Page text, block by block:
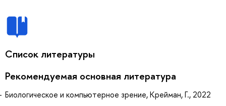
Список литературы
Рекомендуемая основная литература
Биологическое и компьютерное зрение, Крейман, Г., 2022